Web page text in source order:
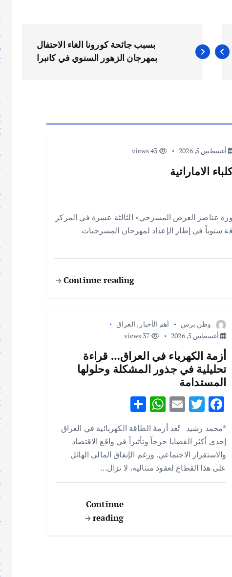
بسبب جائحة كورونا الغاء الاحتفال
بمهرجان الزهور السنوي في كانبرا
أغسطس 5, 2026
الاماراتية
عناصر العرض المسرحي» الثالثة عشرة في المركز
سنوياً في إطار الإعداد لمهرجان المسرحيات
Continue reading
وطن برس أهم الأخبار , العراق
أغسطس 5, 2026
أزمة الكهرباء في العراق… قراءة
تحليلية في جذور المشكلة وحلولها
المستدامة
F
e
b
o
o
T
w
it
te
r
E
m
ai
l
W
h
at
s
A
p
S
h
ar
e
*محمد رشيد تُعد أزمة الطاقة الكهربائية في العراق
إحدى أكثر القضايا حرجاً وتأثيراً في واقع الاقتصاد
والاستقرار الاجتماعي. ورغم الإنفاق المالي الهائل
على هذا القطاع لعقود متتالية، لا تزال…
Continue
reading